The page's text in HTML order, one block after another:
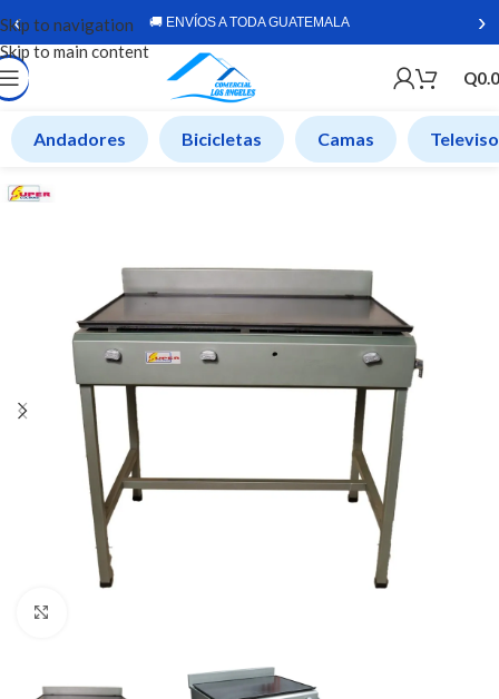
Skip to navigation
Skip to main content
‹ 🚚 ENVÍOS A TODA GUATEMALA ›
Q
Andadores Bicicletas Camas